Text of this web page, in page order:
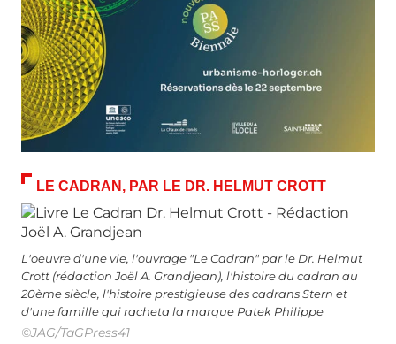
LE CADRAN, PAR LE DR. HELMUT CROTT
L'oeuvre d'une vie, l'ouvrage "Le Cadran" par le Dr. Helmut
Crott (rédaction Joël A. Grandjean), l'histoire du cadran au
20ème siècle, l'histoire prestigieuse des cadrans Stern et
d'une famille qui racheta la marque Patek Philippe
©JAG/TaGPress41